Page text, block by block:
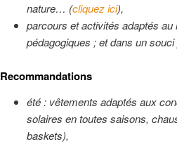
nature… (cliquez ici),
parcours et activités adaptés au
pédagogiques ; et dans un
Recommandations
été : vêtements adaptés aux
solaires en toutes saisons,
baskets),